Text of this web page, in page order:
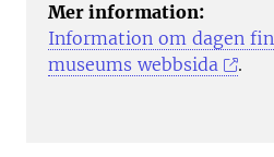
Mer information:
Information om dagen
museums webbsida
.